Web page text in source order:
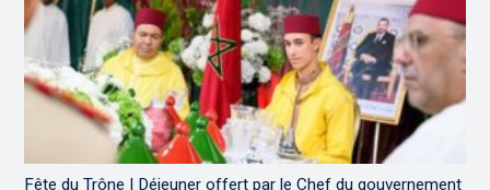
Fête du Trône | Déjeuner offert par le Chef du gouvernement